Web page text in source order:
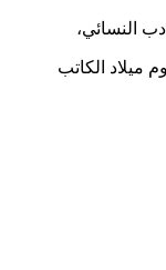
يوم ميلاد الكاتب